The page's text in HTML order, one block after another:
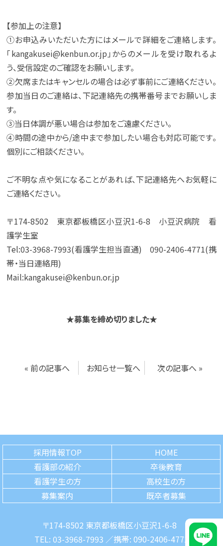
【参加上の注意】
①お申込みいただいた方にはメールで詳細をご連絡します。
「kangakusei@kenbun.or.jp」からのメールを受け取れるよ
う、受信設定のご確認をお願いします。
②欠席またはキャンセルの場合は必ず事前にご連絡ください。
参加当日のご連絡は、下記連絡先の携帯番号までお願いしま
す。
③当日体調が悪い場合は参加をご遠慮ください。
④時間の途中から/途中まで参加したい場合も対応可能です。
個別にご相談ください。
ご不明な点や気になることがあれば、下記連絡先へお気軽に
ご連絡ください。
〒174-8502 東京都板橋区小豆沢1-6-8 小豆沢病院 看
護学生室
Tel:03-3968-7993(看護学生担当直通) 090-2406-4771(携
帯・当日連絡用)
Mail:kangakusei@kenbun.or.jp
★募集を締め切りました★
« 前の記事へ お知らせ一覧へ 次の記事へ »
採用情報TOP
HOME
看護部の紹介
卒後教育
看護学生の方
高校生の方
募集案内
既卒者募集
〒174-8502 東京都板橋区小豆沢1-6-8
TEL: 03-3968-7993 ／携帯: 090-2406-4771